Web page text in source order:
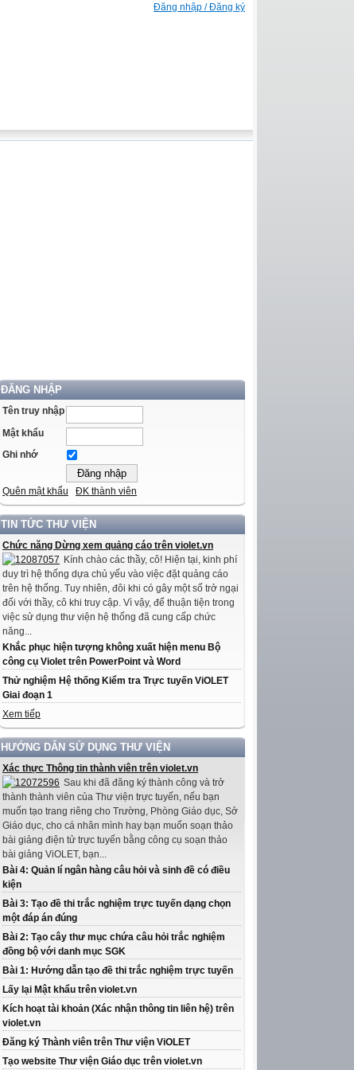
Đăng nhập / Đăng ký
ĐĂNG NHẬP
Tên truy nhập
Mật khẩu
Ghi nhớ
Quên mật khẩu ĐK thành viên
TIN TỨC THƯ VIỆN
Chức năng Dừng xem quảng cáo trên violet.vn
Kính chào các thầy, cô! Hiện tại, kinh phí
duy trì hệ thống dựa chủ yếu vào việc đặt quảng cáo
trên hệ thống. Tuy nhiên, đôi khi có gây một số trở ngại
đối với thầy, cô khi truy cập. Vì vậy, để thuận tiện trong
việc sử dụng thư viện hệ thống đã cung cấp chức
năng...
Khắc phục hiện tượng không xuất hiện menu Bộ
công cụ Violet trên PowerPoint và Word
Thử nghiệm Hệ thống Kiểm tra Trực tuyến ViOLET
Giai đoạn 1
Xem tiếp
HƯỚNG DẪN SỬ DỤNG THƯ VIỆN
Xác thực Thông tin thành viên trên violet.vn
Sau khi đã đăng ký thành công và trở
thành thành viên của Thư viện trực tuyến, nếu bạn
muốn tạo trang riêng cho Trường, Phòng Giáo dục, Sở
Giáo dục, cho cá nhân mình hay bạn muốn soạn thảo
bài giảng điện tử trực tuyến bằng công cụ soạn thảo
bài giảng ViOLET, bạn...
Bài 4: Quản lí ngân hàng câu hỏi và sinh đề có điều
kiện
Bài 3: Tạo đề thi trắc nghiệm trực tuyến dạng chọn
một đáp án đúng
Bài 2: Tạo cây thư mục chứa câu hỏi trắc nghiệm
đồng bộ với danh mục SGK
Bài 1: Hướng dẫn tạo đề thi trắc nghiệm trực tuyến
Lấy lại Mật khẩu trên violet.vn
Kích hoạt tài khoản (Xác nhận thông tin liên hệ) trên
violet.vn
Đăng ký Thành viên trên Thư viện ViOLET
Tạo website Thư viện Giáo dục trên violet.vn